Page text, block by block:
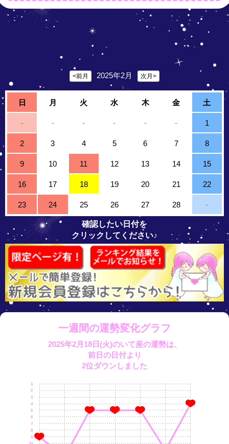
<前月 2025年2月 次月>
日 月 火 水 木 金 土
- - - - - - 1
2 3 4 5 6 7 8
9 10 11 12 13 14 15
16 17 18 19 20 21 22
23 24 25 26 27 28 -
確認したい日付を
クリックしてください♪
一週間の運勢変化グラフ
2025年2月18日(火)のいて座の運勢は、
前日の日付より
2位ダウンしました
9
8
7
6
5
4
3
2
1